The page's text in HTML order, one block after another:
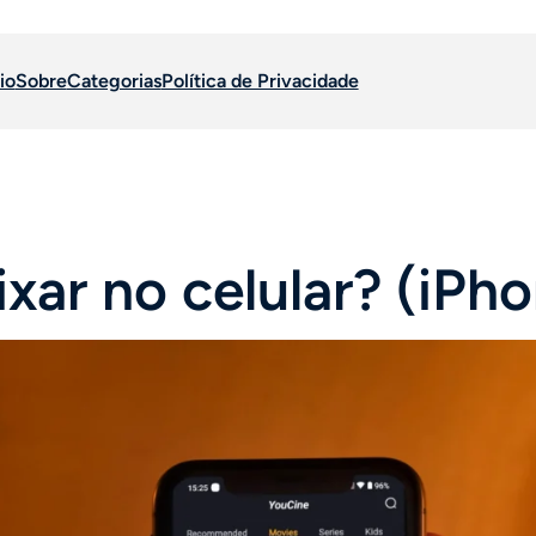
SobreCategoriasPolítica de Privacidade
no celular?